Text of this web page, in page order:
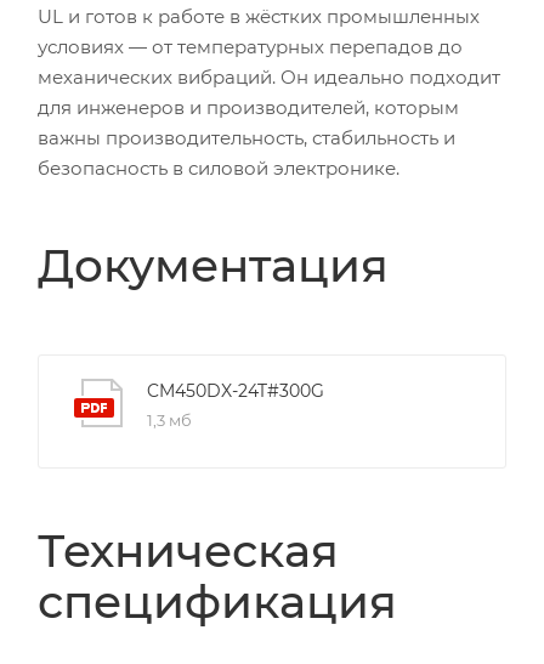
UL и готов к работе в жёстких промышленных
условиях — от температурных перепадов до
механических вибраций. Он идеально подходит
для инженеров и производителей, которым
важны производительность, стабильность и
безопасность в силовой электронике.
Документация
CM450DX-24T#300G
1,3 мб
Техническая
спецификация